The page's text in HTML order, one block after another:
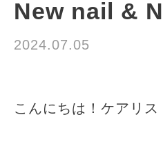
New nail &
2024.07.05
こんにちは！ケアリス